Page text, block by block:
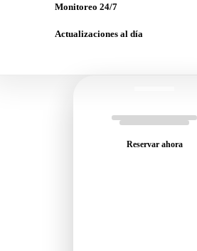
Monitoreo 24/7
Actualizaciones al día
Reservar ahora